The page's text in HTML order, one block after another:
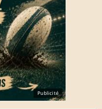
Publicité